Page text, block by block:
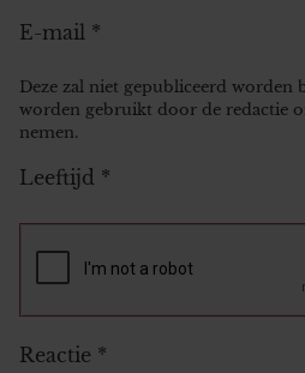
E-mail *
Deze zal niet gepubliceerd worden
worden gebruikt door de redactie
nemen.
Leeftijd *
Reactie *